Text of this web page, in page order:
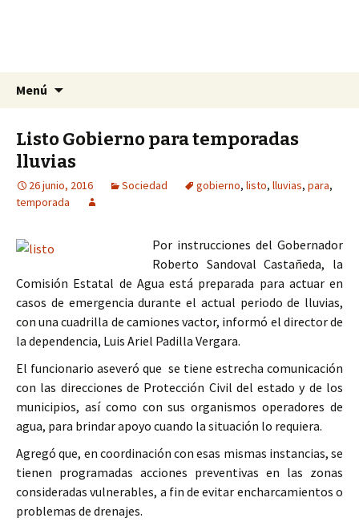
La Yunta de Tepic
La nueva opción en información
Menú
Listo Gobierno para temporadas
lluvias
26 junio, 2016 Sociedad gobierno, listo, lluvias, para,
temporada
Por instrucciones del Gobernador
Roberto Sandoval Castañeda, la
Comisión Estatal de Agua está preparada para actuar en
casos de emergencia durante el actual periodo de lluvias,
con una cuadrilla de camiones vactor, informó el director de
la dependencia, Luis Ariel Padilla Vergara.
El funcionario aseveró que se tiene estrecha comunicación
con las direcciones de Protección Civil del estado y de los
municipios, así como con sus organismos operadores de
agua, para brindar apoyo cuando la situación lo requiera.
Agregó que, en coordinación con esas mismas instancias, se
tienen programadas acciones preventivas en las zonas
consideradas vulnerables, a fin de evitar encharcamientos o
problemas de drenajes.